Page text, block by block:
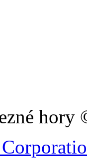
hory